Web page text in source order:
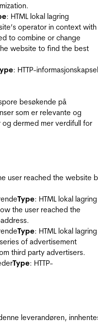
: HTML lokal lagring
operator in context with
to combine or change
website to find the best
: HTTP-informasjonskapsel
besøkende på
som er relevante og
dermed mer verdifull for
user reached the website
Type: HTML lokal lagring
the user reached the
Type: HTML lokal lagring
of advertisement
third party advertisers.
Type: HTTP-
leverandøren,